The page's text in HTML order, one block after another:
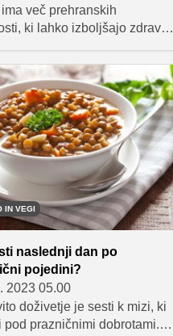
več prehranskih
ki lahko izboljšajo zdravje
koristi uživanja prosa.
IN VEGI
naslednji dan po
pojedini?
2023 05.00
doživetje je sesti k mizi, ki
pod prazničnimi dobrotami. A